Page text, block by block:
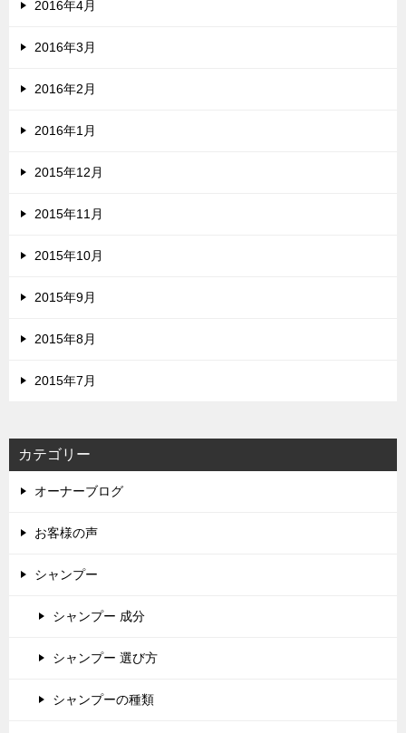
2016年4月
2016年3月
2016年2月
2016年1月
2015年12月
2015年11月
2015年10月
2015年9月
2015年8月
2015年7月
カテゴリー
オーナーブログ
お客様の声
シャンプー
シャンプー 成分
シャンプー 選び方
シャンプーの種類